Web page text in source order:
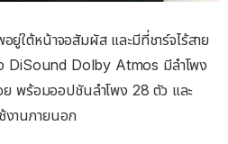
ใต้หน้าจอสัมผัส และมีที่ชาร์จไร้สาย
DiSound Dolby Atmos มีลำโพง
พร้อมออปชันลำโพง 28 ตัว และ
งานภายนอก